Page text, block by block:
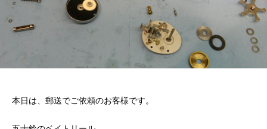
セルフメンテナンス用品
本日は、郵送でご依頼のお客様です。